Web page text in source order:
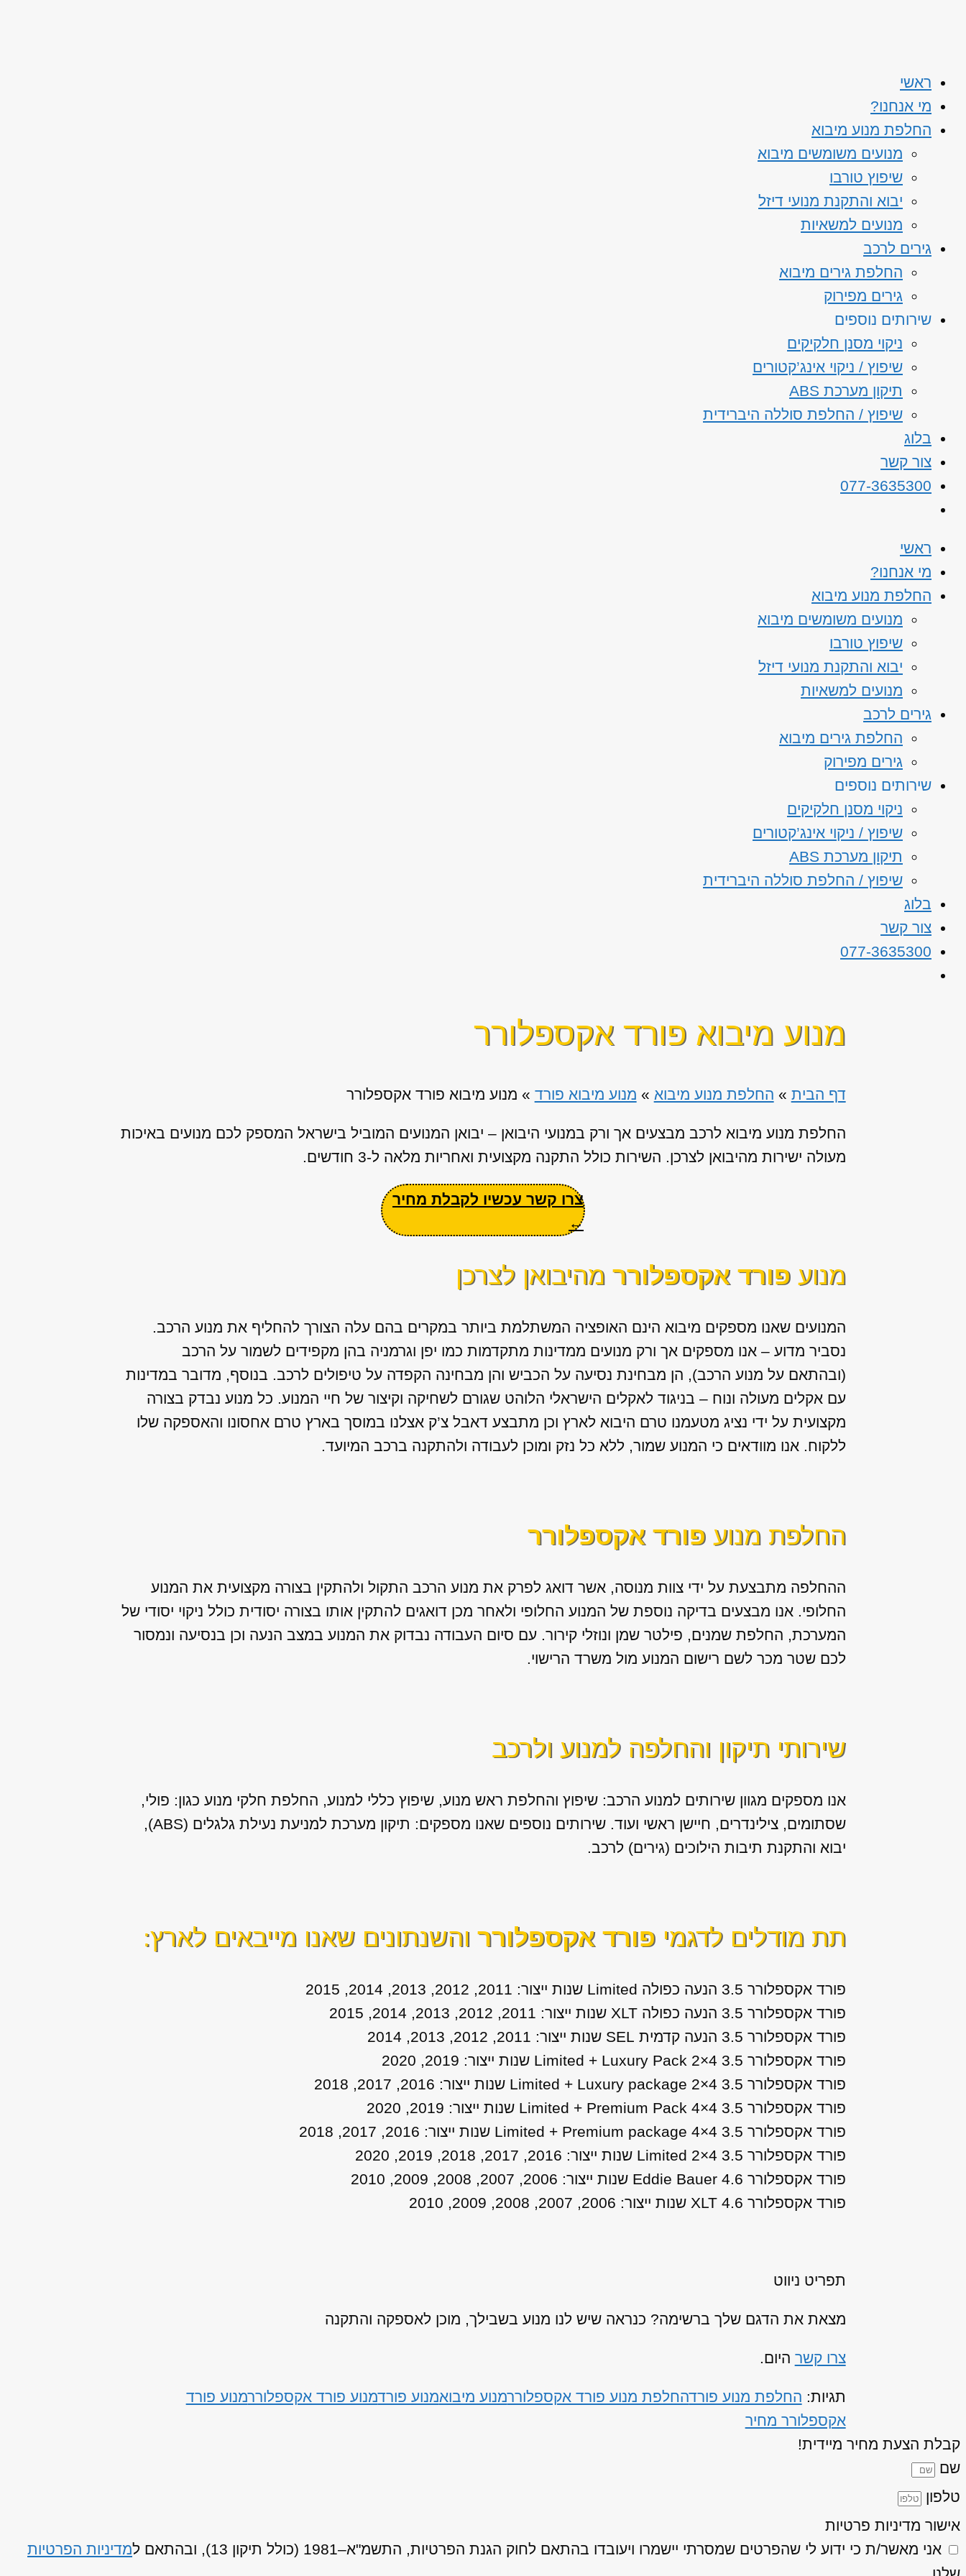
ראשי
מי אנחנו?
החלפת מנוע מיבוא
מנועים משומשים מיבוא
שיפוץ טורבו
יבוא והתקנת מנועי דיזל
מנועים למשאיות
גירים לרכב
החלפת גירים מיבוא
גירים מפירוק
שירותים נוספים
ניקוי מסנן חלקיקים
שיפוץ / ניקוי אינג’קטורים
תיקון מערכת ABS
שיפוץ / החלפת סוללה היברידית
בלוג
צור קשר
077-3635300
ראשי
מי אנחנו?
החלפת מנוע מיבוא
מנועים משומשים מיבוא
שיפוץ טורבו
יבוא והתקנת מנועי דיזל
מנועים למשאיות
גירים לרכב
החלפת גירים מיבוא
גירים מפירוק
שירותים נוספים
ניקוי מסנן חלקיקים
שיפוץ / ניקוי אינג’קטורים
תיקון מערכת ABS
שיפוץ / החלפת סוללה היברידית
בלוג
צור קשר
077-3635300
מנוע מיבוא פורד אקספלורר
דף הבית » החלפת מנוע מיבוא » מנוע מיבוא פורד » מנוע מיבוא פורד אקספלורר
החלפת מנוע מיבוא לרכב מבצעים אך ורק במנועי היבואן – יבואן המנועים המוביל בישראל המספק לכם מנועים באיכות
מעולה ישירות מהיבואן לצרכן. השירות כולל התקנה מקצועית ואחריות מלאה ל-3 חודשים.
צרו קשר עכשיו לקבלת מחיר
←
מנועפורד אקספלוררמהיבואן לצרכן
המנועים שאנו מספקים מיבוא הינם האופציה המשתלמת ביותר במקרים בהם עלה הצורך להחליף את מנוע הרכב.
נסביר מדוע – אנו מספקים אך ורק מנועים ממדינות מתקדמות כמו יפן וגרמניה בהן מקפידים לשמור על הרכב
(ובהתאם על מנוע הרכב), הן מבחינת נסיעה על הכביש והן מבחינה הקפדה על טיפולים לרכב. בנוסף, מדובר במדינות
עם אקלים מעולה ונוח – בניגוד לאקלים הישראלי הלוהט שגורם לשחיקה וקיצור של חיי המנוע. כל מנוע נבדק בצורה
מקצועית על ידי נציג מטעמנו טרם היבוא לארץ וכן מתבצע דאבל צ’ק אצלנו במוסך בארץ טרם אחסונו והאספקה שלו
ללקוח. אנו מוודאים כי המנוע שמור, ללא כל נזק ומוכן לעבודה ולהתקנה ברכב המיועד.
החלפת מנועפורד אקספלורר
ההחלפה מתבצעת על ידי צוות מנוסה, אשר דואג לפרק את מנוע הרכב התקול ולהתקין בצורה מקצועית את המנוע
החלופי. אנו מבצעים בדיקה נוספת של המנוע החלופי ולאחר מכן דואגים להתקין אותו בצורה יסודית כולל ניקוי יסודי של
המערכת, החלפת שמנים, פילטר שמן ונוזלי קירור. עם סיום העבודה נבדוק את המנוע במצב הנעה וכן בנסיעה ונמסור
לכם שטר מכר לשם רישום המנוע מול משרד הרישוי.
שירותי תיקון והחלפה למנוע ולרכב
אנו מספקים מגוון שירותים למנוע הרכב: שיפוץ והחלפת ראש מנוע, שיפוץ כללי למנוע, החלפת חלקי מנוע כגון: פולי,
שסתומים, צילינדרים, חיישן ראשי ועוד. שירותים נוספים שאנו מספקים: תיקון מערכת למניעת נעילת גלגלים (ABS),
יבוא והתקנת תיבות הילוכים (גירים) לרכב.
תת מודלים לדגמיפורד אקספלורר והשנתונים שאנו מייבאים לארץ:
פורד אקספלורר 3.5 הנעה כפולה Limited שנות ייצור: 2011, 2012, 2013, 2014, 2015
פורד אקספלורר 3.5 הנעה כפולה XLT שנות ייצור: 2011, 2012, 2013, 2014, 2015
פורד אקספלורר 3.5 הנעה קדמית SEL שנות ייצור: 2011, 2012, 2013, 2014
פורד אקספלורר 3.5 Limited + Luxury Pack 2×4 שנות ייצור: 2019, 2020
פורד אקספלורר 3.5 Limited + Luxury package 2×4 שנות ייצור: 2016, 2017, 2018
פורד אקספלורר 3.5 Limited + Premium Pack 4×4 שנות ייצור: 2019, 2020
פורד אקספלורר 3.5 Limited + Premium package 4×4 שנות ייצור: 2016, 2017, 2018
פורד אקספלורר 3.5 Limited 2×4 שנות ייצור: 2016, 2017, 2018, 2019, 2020
פורד אקספלורר 4.6 Eddie Bauer שנות ייצור: 2006, 2007, 2008, 2009, 2010
פורד אקספלורר 4.6 XLT שנות ייצור: 2006, 2007, 2008, 2009, 2010
תפריט ניווט
מצאת את הדגם שלך ברשימה? כנראה שיש לנו מנוע בשבילך, מוכן לאספקה והתקנה
צרו קשר היום.
תגיות: החלפת מנוע פורדהחלפת מנוע פורד אקספלוררמנוע מיבואמנוע פורדמנוע פורד אקספלוררמנוע פורד
אקספלורר מחיר
קבלת הצעת מחיר מיידית!
שם
טלפון
אישור מדיניות פרטיות
אני מאשר/ת כי ידוע לי שהפרטים שמסרתי יישמרו ויעובדו בהתאם לחוק הגנת הפרטיות, התשמ"א–1981 (כולל תיקון 13), ובהתאם ל
מדיניות הפרטיות